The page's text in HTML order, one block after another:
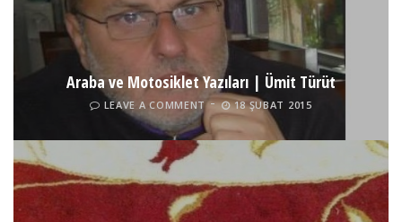
Araba ve Motosiklet Yazıları | Ümit Türüt
LEAVE A COMMENT 18 ŞUBAT 2015